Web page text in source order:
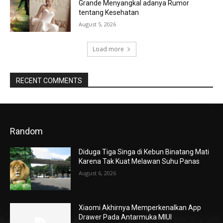
Grande Menyangkal adanya Rumor
tentang Kesehatan
August 5, 2026
Load more
RECENT COMMENTS
Random
Diduga Tiga Singa di Kebun Binatang Mati
Karena Tak Kuat Melawan Suhu Panas
August 6, 2026
Xiaomi Akhirnya Memperkenalkan App
Drawer Pada Antarmuka MIUI